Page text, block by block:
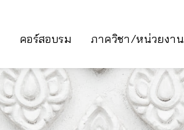
คอร์สอบรม ภาควิชา/หน่วยงาน